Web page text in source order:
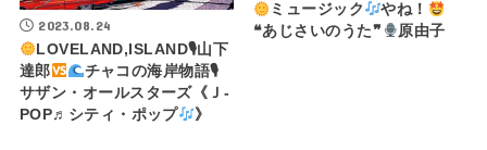
2023.08.24
LOVELAND,ISLAND🎙山下
達郎
チャコの海岸物語🎙
サザン・オールスターズ《Ｊ-
POP♬シティ・ポップ
》
ミュージック
やね！
❝あじさいのうた❞
原由子